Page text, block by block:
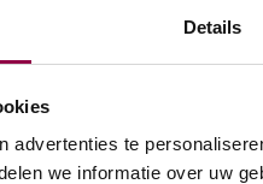
Details
advertenties te
we informatie over uw